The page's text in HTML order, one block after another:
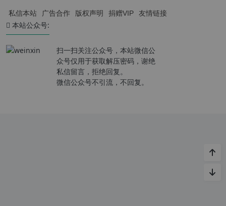
私信本站 广告合作 版权声明 捐赠VIP 友情链接
本站公众号:
扫一扫关注公众号，本站微信公
众号仅用于获取解压密码，谢绝
私信留言，拒绝回复。
微信公众号不引流，不回复。